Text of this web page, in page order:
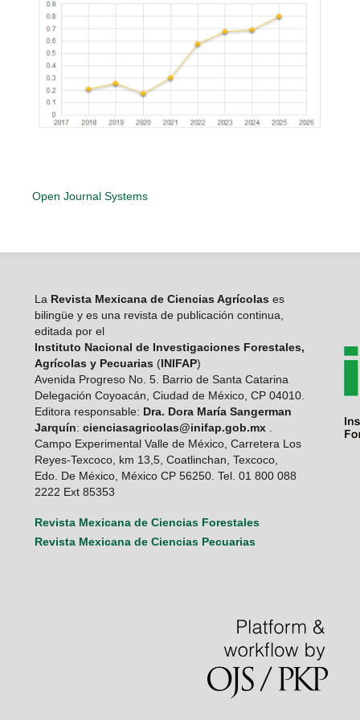
Open Journal Systems
LaRevista Mexicana de Ciencias Agrícolas es
bilingüe y es una revista de publicación continua,
editada por el
Instituto Nacional de Investigaciones Forestales,
Agrícolas y Pecuarias (INIFAP)
Avenida Progreso No. 5. Barrio de Santa Catarina
Delegación Coyoacán, Ciudad de México, CP 04010.
Editora responsable: Dra. Dora María Sangerman
Jarquín: cienciasagricolas@inifap.gob.mx.
Campo Experimental Valle de México, Carretera Los
Reyes-Texcoco, km 13,5, Coatlinchan, Texcoco,
Edo. De México, México CP 56250. Tel. 01 800 088
2222 Ext 85353
Revista Mexicana de Ciencias Forestales
Revista Mexicana de Ciencias Pecuarias